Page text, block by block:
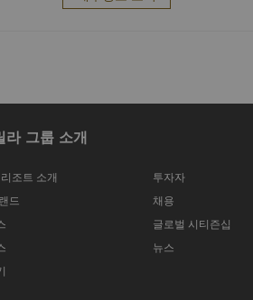
라 그룹 소개
조트 소개
드
투자자
채용
글로벌 시티즌십
뉴스